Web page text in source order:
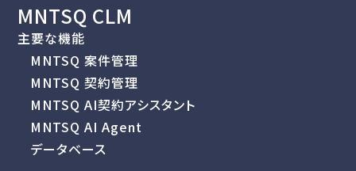
MNTSQ CLM
主要な機能
MNTSQ 案件管理
MNTSQ 契約管理
MNTSQ AI契約アシスタント
MNTSQ AI Agent
データベース